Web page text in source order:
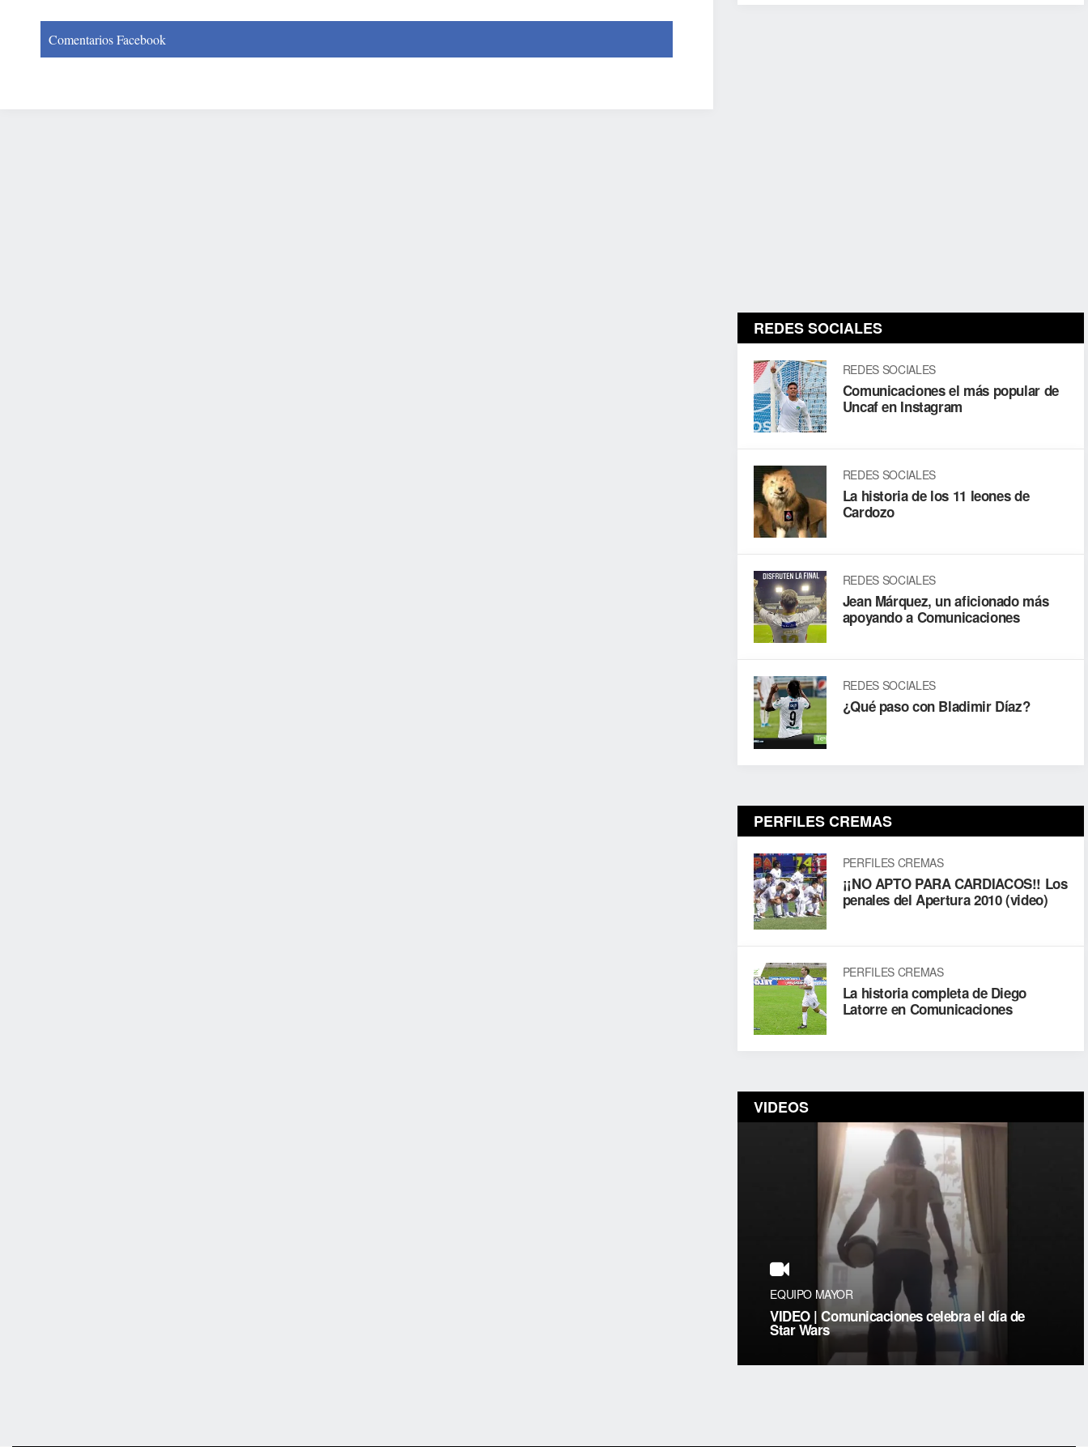
Comentarios Facebook
REDES SOCIALES
REDES SOCIALES
Comunicaciones el más popular de
Uncaf en Instagram
REDES SOCIALES
La historia de los 11 leones de
Cardozo
REDES SOCIALES
Jean Márquez, un aficionado más
apoyando a Comunicaciones
REDES SOCIALES
¿Qué paso con Bladimir Díaz?
PERFILES CREMAS
PERFILES CREMAS
¡¡NO APTO PARA CARDIACOS!! Los
penales del Apertura 2010 (video)
PERFILES CREMAS
La historia completa de Diego
Latorre en Comunicaciones
VIDEOS
EQUIPO MAYOR
VIDEO | Comunicaciones celebra el día de
Star Wars